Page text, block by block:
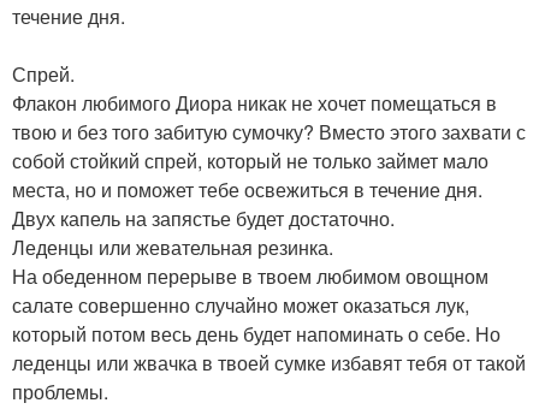
течение дня.
Спрей.
Флакон любимого Диора никак не хочет помещаться в
твою и без того забитую сумочку? Вместо этого захвати с
собой стойкий спрей, который не только займет мало
места, но и поможет тебе освежиться в течение дня.
Двух капель на запястье будет достаточно.
Леденцы или жевательная резинка.
На обеденном перерыве в твоем любимом овощном
салате совершенно случайно может оказаться лук,
который потом весь день будет напоминать о себе. Но
леденцы или жвачка в твоей сумке избавят тебя от такой
проблемы.